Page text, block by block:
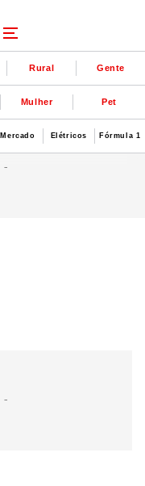
Rural Gente
Mulher Pet
Mercado Elétricos Fórmula 1